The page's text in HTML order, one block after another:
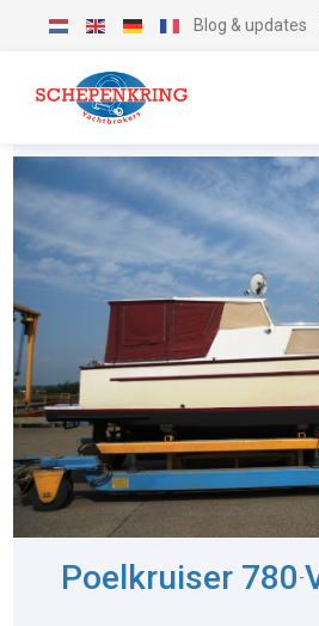
Blog & updates
Poelkruiser 780-